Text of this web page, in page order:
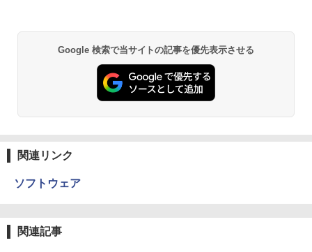
Google 検索で当サイトの記事を優先表示させる
関連リンク
ソフトウェア
関連記事